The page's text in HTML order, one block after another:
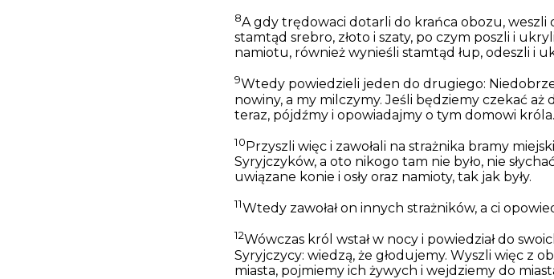
8A gdy trędowaci dotarli do krańca obozu, weszli
stamtąd srebro, złoto i szaty, po czym poszli i
namiotu, również wynieśli stamtąd łup, odeszli i
9Wtedy powiedzieli jeden do drugiego:
nowiny, a my milczymy. Jeśli będziemy czekać aż
teraz, pójdźmy i opowiadajmy o tym domowi króla.
10Przyszli więc i zawołali na strażnika bramy
Syryjczyków, a oto nikogo tam nie było, nie
uwiązane konie i osły oraz namioty, tak jak były.
11Wtedy zawołał on innych strażników, a ci
12Wówczas król wstał w nocy i powiedział do
Syryjczycy: wiedzą, że głodujemy. Wyszli więc z
miasta, pojmiemy ich żywych i wejdziemy do